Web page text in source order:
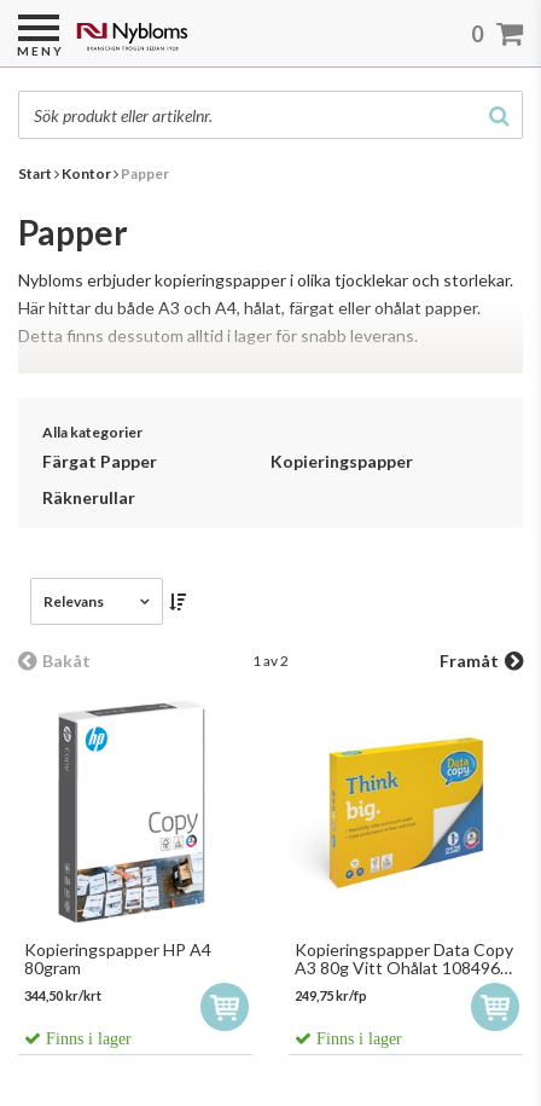
Start Kontor Papper
Papper
Nybloms erbjuder kopieringspapper i olika tjocklekar och storlekar.
Här hittar du både A3 och A4, hålat, färgat eller ohålat papper.
Detta finns dessutom alltid i lager för snabb leverans.
Alla kategorier
Färgat Papper
Kopieringspapper
Räknerullar
Relevans
Bakåt 1 av 2 Framåt
Kopieringspapper HP A4
80gram
344,50 kr/krt
Finns i lager
Kopieringspapper Data Copy
A3 80g Vitt Ohålat 1084963
116880 500st/fp
249,75 kr/fp
Finns i lager
MENY
0